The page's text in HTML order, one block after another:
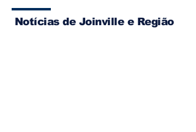
Notícias de Joinville e Região